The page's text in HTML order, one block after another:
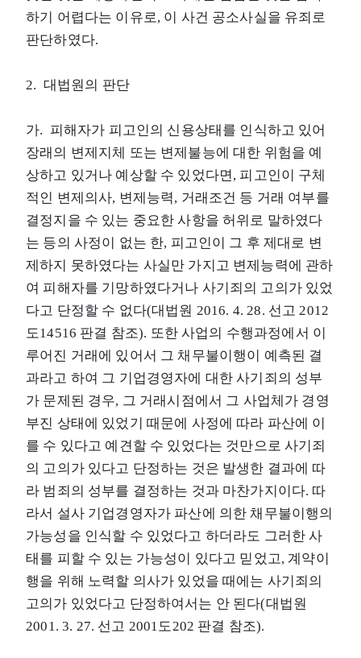
하기 어렵다는 이유로, 이 사건 공소사실을 유죄로
판단하였다.
2. 대법원의 판단
가. 피해자가 피고인의 신용상태를 인식하고 있어
장래의 변제지체 또는 변제불능에 대한 위험을 예
상하고 있거나 예상할 수 있었다면, 피고인이 구체
적인 변제의사, 변제능력, 거래조건 등 거래 여부를
결정지을 수 있는 중요한 사항을 허위로 말하였다
는 등의 사정이 없는 한, 피고인이 그 후 제대로 변
제하지 못하였다는 사실만 가지고 변제능력에 관하
여 피해자를 기망하였다거나 사기죄의 고의가 있었
다고 단정할 수 없다(대법원 2016. 4. 28. 선고 2012
도14516 판결 참조). 또한 사업의 수행과정에서 이
루어진 거래에 있어서 그 채무불이행이 예측된 결
과라고 하여 그 기업경영자에 대한 사기죄의 성부
가 문제된 경우, 그 거래시점에서 그 사업체가 경영
부진 상태에 있었기 때문에 사정에 따라 파산에 이
를 수 있다고 예견할 수 있었다는 것만으로 사기죄
의 고의가 있다고 단정하는 것은 발생한 결과에 따
라 범죄의 성부를 결정하는 것과 마찬가지이다. 따
라서 설사 기업경영자가 파산에 의한 채무불이행의
가능성을 인식할 수 있었다고 하더라도 그러한 사
태를 피할 수 있는 가능성이 있다고 믿었고, 계약이
행을 위해 노력할 의사가 있었을 때에는 사기죄의
고의가 있었다고 단정하여서는 안 된다(대법원
2001. 3. 27. 선고 2001도202 판결 참조).